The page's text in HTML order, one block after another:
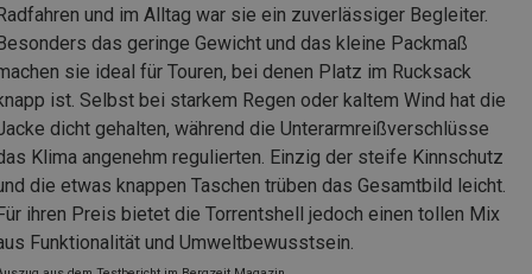
und im Alltag war sie ein zuverlässiger Begleiter.
das geringe Gewicht und das kleine Packmaß
sie ideal für Touren, bei denen Platz im Rucksack
ist. Selbst bei starkem Regen oder kaltem Wind hat die
dicht gehalten, während die Unterarmreißverschlüsse
Klima angenehm regulierten. Einzig der steife Kinnschutz
die etwas knappen Taschen trüben das Gesamtbild leicht.
ihren Preis bietet die Torrentshell jedoch einen tollen Mix
Funktionalität und Umweltbewusstsein.